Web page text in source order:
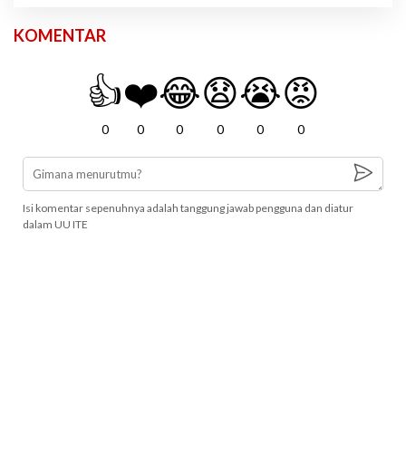
KOMENTAR
👍
0
❤️
0
😂
0
😧
0
😭
0
😡
0
Isi komentar sepenuhnya adalah tanggung jawab pengguna dan diatur
dalam UU ITE